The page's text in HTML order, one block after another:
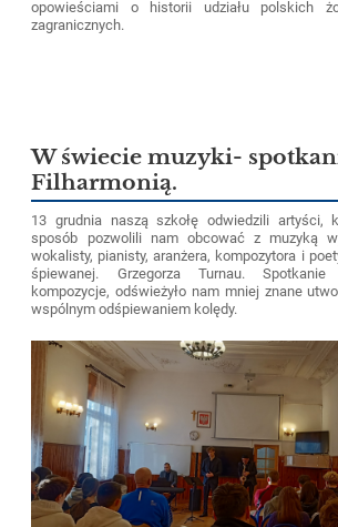
opowieściami o historii udziału polskich
zagranicznych.
W świecie muzyki-
Filharmonią.
13 grudnia naszą szkołę odwiedzili artyści,
sposób pozwolili nam obcować z muzyką
wokalisty, pianisty, aranżera, kompozytora i
śpiewanej. Grzegorza Turnau. Spotkanie
kompozycje, odświeżyło nam mniej znane
wspólnym odśpiewaniem kolędy.